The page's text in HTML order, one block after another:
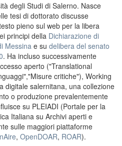
degli Studi di Salerno. Nasce
tesi di dottorato discusse
pieno sul web per la libera
principi della Dichiarazione di
Messinae su delibera del senato
. Ha incluso successivamente
aperto ("Translational
critiche"), Working
digitale salernitana, una collezione
o produzione prevalentemente
su PLEIADI (Portale per la
Italiana su Archivi aperti e
sulle maggiori piattaforme
, OpenDOAR, ROAR).